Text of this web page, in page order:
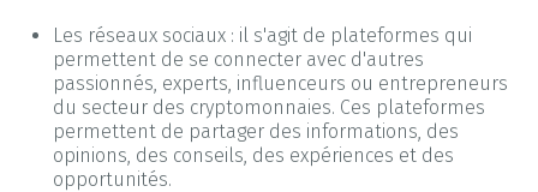
Les réseaux sociaux : il s'agit de plateformes qui
permettent de se connecter avec d'autres
passionnés, experts, influenceurs ou entrepreneurs
du secteur des cryptomonnaies. Ces plateformes
permettent de partager des informations, des
opinions, des conseils, des expériences et des
opportunités.